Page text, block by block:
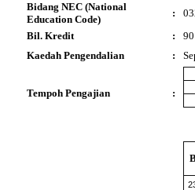
Bidang NEC (National
Education Code)
:
Bil. Kredit
:
90
Kaedah Pengendalian
:
Tempoh Pengajian :